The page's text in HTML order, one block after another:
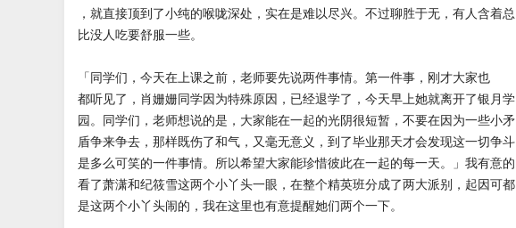
，就直接顶到了小纯的喉咙深处，实在是难以尽兴。不过聊胜于无，有人含着总
比没人吃要舒服一些。
「同学们，今天在上课之前，老师要先说两件事情。第一件事，刚才大家也
都听见了，肖姗姗同学因为特殊原因，已经退学了，今天早上她就离开了银月学
园。同学们，老师想说的是，大家能在一起的光阴很短暂，不要在因为一些小矛
盾争来争去，那样既伤了和气，又毫无意义，到了毕业那天才会发现这一切争斗
是多么可笑的一件事情。所以希望大家能珍惜彼此在一起的每一天。」我有意的
看了萧潇和纪筱雪这两个小丫头一眼，在整个精英班分成了两大派别，起因可都
是这两个小丫头闹的，我在这里也有意提醒她们两个一下。